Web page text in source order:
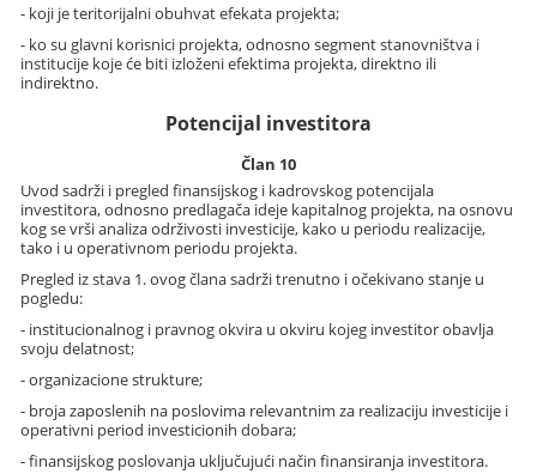
- koji je teritorijalni obuhvat efekata projekta;
- ko su glavni korisnici projekta, odnosno segment stanovništva i
institucije koje će biti izloženi efektima projekta, direktno ili
indirektno.
Potencijal investitora
Član 10
Uvod sadrži i pregled finansijskog i kadrovskog potencijala
investitora, odnosno predlagača ideje kapitalnog projekta, na osnovu
kog se vrši analiza održivosti investicije, kako u periodu realizacije,
tako i u operativnom periodu projekta.
Pregled iz stava 1. ovog člana sadrži trenutno i očekivano stanje u
pogledu:
- institucionalnog i pravnog okvira u okviru kojeg investitor obavlja
svoju delatnost;
- organizacione strukture;
- broja zaposlenih na poslovima relevantnim za realizaciju investicije i
operativni period investicionih dobara;
- finansijskog poslovanja uključujući način finansiranja investitora.